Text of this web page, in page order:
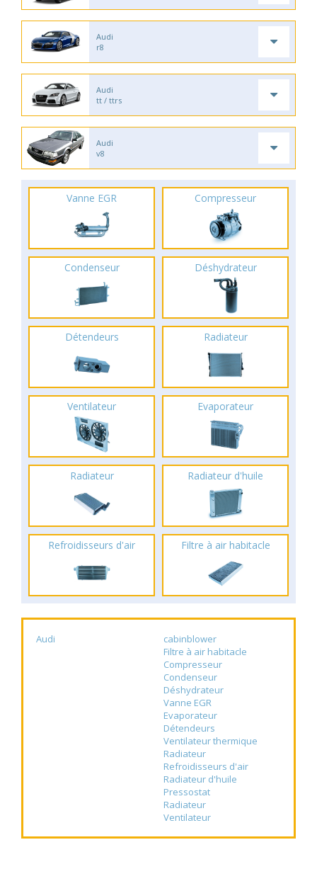
Audi
r8
Audi
tt / ttrs
Audi
v8
Vanne EGR Compresseur
Condenseur Déshydrateur
Détendeurs Radiateur
Ventilateur Evaporateur
Radiateur Radiateur d'huile
Refroidisseurs d'air Filtre à air habitacle
Audi
cabinblower
Filtre à air habitacle
Compresseur
Condenseur
Déshydrateur
Vanne EGR
Evaporateur
Détendeurs
Ventilateur thermique
Radiateur
Refroidisseurs d'air
Radiateur d'huile
Pressostat
Radiateur
Ventilateur